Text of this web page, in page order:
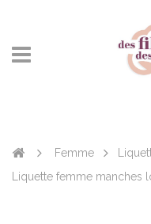
Femme
Liquette femme manches